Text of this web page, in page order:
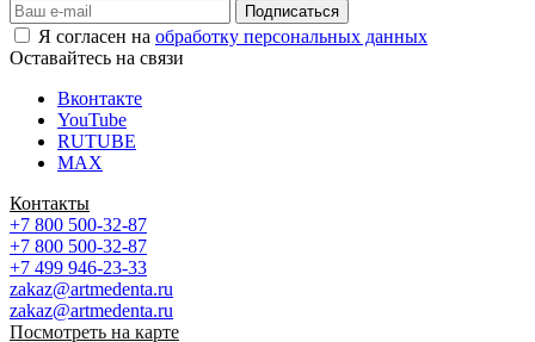
Я согласен на обработку персональных данных
Оставайтесь на связи
Вконтакте
YouTube
RUTUBE
MAX
Контакты
+7 800 500-32-87
+7 800 500-32-87
+7 499 946-23-33
zakaz@artmedenta.ru
zakaz@artmedenta.ru
Посмотреть на карте